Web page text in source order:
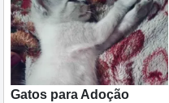
Gatos para Adoção